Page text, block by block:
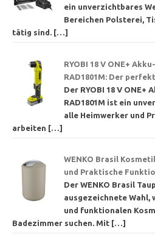
ein unverzichtbares
Bereichen Polsterei,
tätig sind. […]
RYOBI 18 V ONE+
RAD1801M: Der
Der RYOBI 18 V
RAD1801M ist ein
alle Heimwerker und
arbeiten […]
WENKO Brasil
und Praktische
Der WENKO Brasil
ausgezeichnete Wahl,
und funktionalen
Badezimmer suchen. Mit […]